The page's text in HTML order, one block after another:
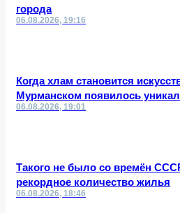
города
06.08.2026, 19:16
Когда хлам становится
Мурманском появилось
06.08.2026, 19:01
Такого не было со времён
рекордное количество жилья
06.08.2026, 18:46